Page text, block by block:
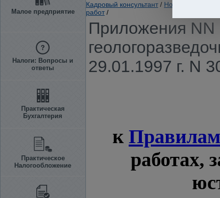
Малое предприятие
Налоги: Вопросы и
ответы
Практическая
Бухгалтерия
Практическое
Налогообложение
Кадровый консультант / Нормативно-
работ /
Приложения NN
29.01.1997 г. N
к Правилам
работах,